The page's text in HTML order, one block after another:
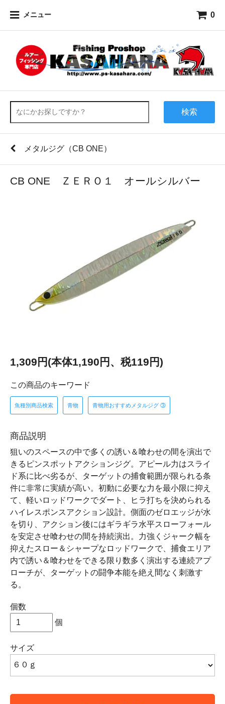
メニュー 0
検索
メタルジグ（CB ONE）
CB ONE ＺＥＲＯ１ オールシルバー
1,309円(本体1,190円、税119円)
この商品のキーワード
魚種別商品検索 青物 青物用おすすめメタルジグ ③
商品説明
狙いのスペースの中で多くの誘い＆喰わせの間を演出で
きるピンスポットアクションジグ。アピール力はスライ
ド系に比べ劣るが、ターゲットの捕食範囲が限られる条
件に非常に実績が高い。初動に必要な力を最小限に抑え
て、軽いロッドワークでダート、ヒラ打ちを決められる
ハイレスポンスアクション設計。側面のゼロエッジが水
を切り、アクション後にはギラギラ水平スローフォール
を安定させ喰わせの間を持続演出。力強くジャーク幅を
抑えたスロー＆シャープなロッドワークで、捕食エリア
内で誘い＆喰わせをできる限り数多く演出する連続アプ
ローチが、ターゲットの闘争本能を絶え間なく刺激す
る。
個数
個
サイズ